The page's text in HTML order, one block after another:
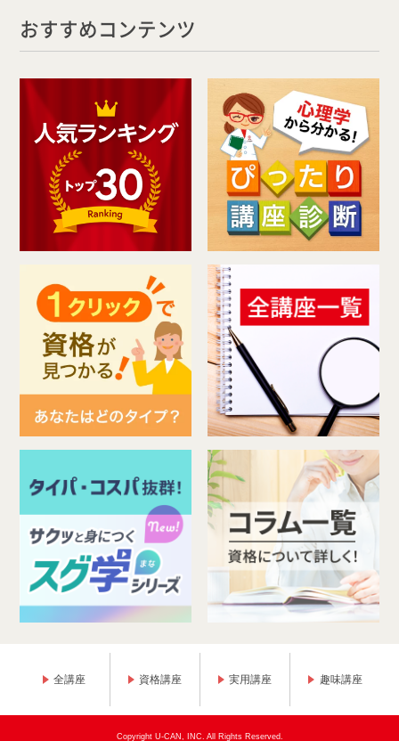
おすすめコンテンツ
全講座 資格講座 実用講座 趣味講座
Copyright U-CAN, INC. All Rights Reserved.